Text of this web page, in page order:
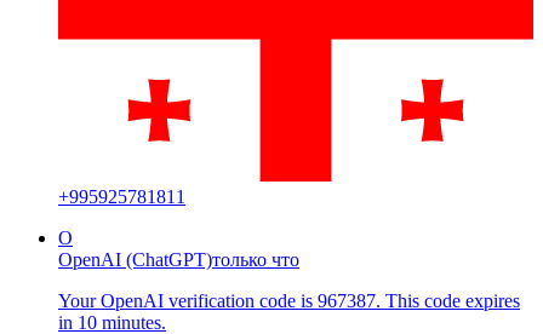
+995925781811
O
OpenAI (ChatGPT)только что
Your OpenAI verification code is 967387. This code expires
in 10 minutes.